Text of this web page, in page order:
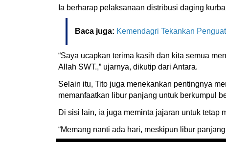
Ia berharap pelaksanaan distribusi daging
Baca juga: Kemendagri Tekankan
“Saya ucapkan terima kasih dan kita semua
Allah SWT.,” ujarnya, dikutip dari Antara.
Selain itu, Tito juga menekankan pentingnya
memanfaatkan libur panjang untuk berkumpul
Di sisi lain, ia juga meminta jajaran untuk tetap
“Memang nanti ada hari, meskipun libur